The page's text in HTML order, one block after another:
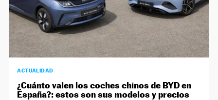
ACTUALIDAD
¿Cuánto valen los coches chinos de BYD en
España?: estos son sus modelos y precios